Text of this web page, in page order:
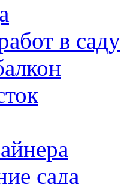
в саду
сада